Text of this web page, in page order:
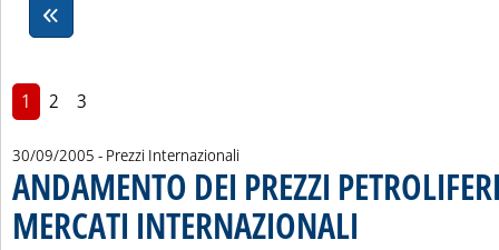
1 2 3
30/09/2005 - Prezzi Internazionali
ANDAMENTO DEI PREZZI
MERCATI INTERNAZIONALI